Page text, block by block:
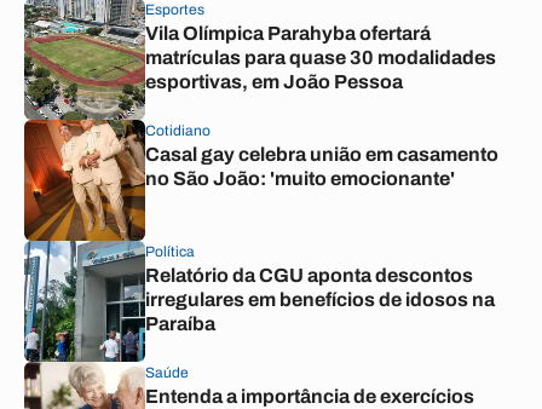
Esportes
Vila Olímpica Parahyba ofertará
matrículas para quase 30 modalidades
esportivas, em João Pessoa
Cotidiano
Casal gay celebra união em casamento
no São João: 'muito emocionante'
Política
Relatório da CGU aponta descontos
irregulares em benefícios de idosos na
Paraíba
Saúde
Entenda a importância de exercícios